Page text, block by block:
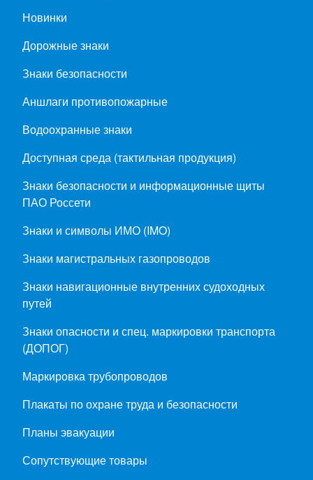
Новинки
Дорожные знаки
Знаки безопасности
Аншлаги противопожарные
Водоохранные знаки
Доступная среда (тактильная продукция)
Знаки безопасности и информационные щиты
ПАО Россети
Знаки и символы ИМО (IMO)
Знаки магистральных газопроводов
Знаки навигационные внутренних судоходных
путей
Знаки опасности и спец. маркировки транспорта
(ДОПОГ)
Маркировка трубопроводов
Плакаты по охране труда и безопасности
Планы эвакуации
Сопутствующие товары